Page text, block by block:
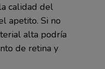
calidad del
apetito. Si no
alta podría
de retina y